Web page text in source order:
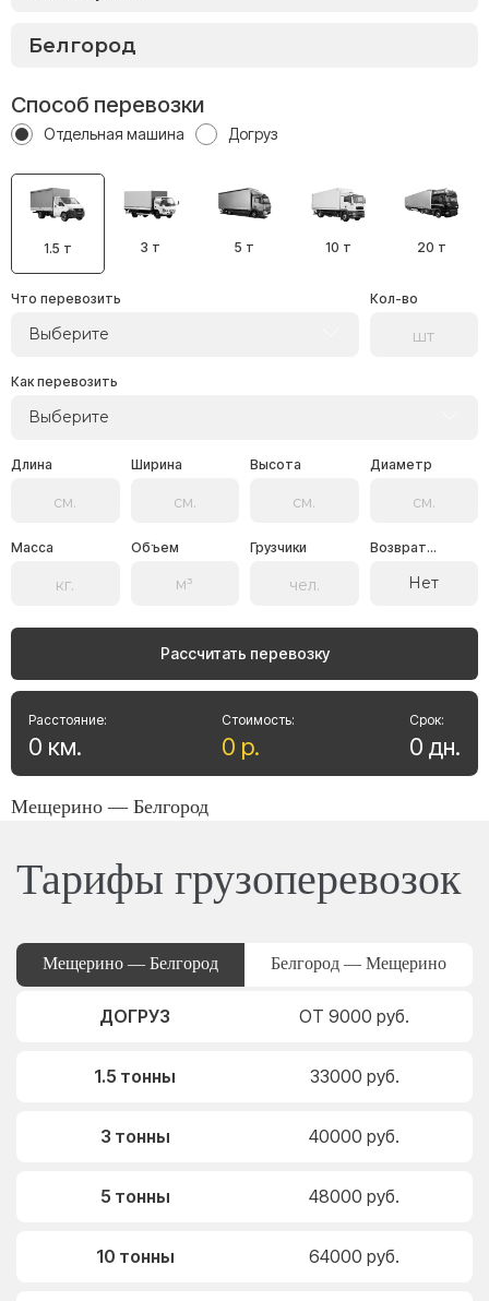
Способ перевозки
Отдельная машина Догруз
1.5 т 3 т 5 т 10 т 20 т
Что перевозить
Выберите
Кол-во
Как перевозить
Выберите
Длина Ширина Высота Диаметр
Масса Объем Грузчики Возврат...
Нет
Рассчитать перевозку
Стоимость:
0 р.
Расстояние:
0 км.
Срок:
0 дн.
Мещерино — Белгород
Тарифы грузоперевозок
Мещерино — Белгород Белгород — Мещерино
ДОГРУЗ ОТ 9000 руб.
1.5 тонны 33000 руб.
3 тонны 40000 руб.
5 тонны 48000 руб.
10 тонны 64000 руб.